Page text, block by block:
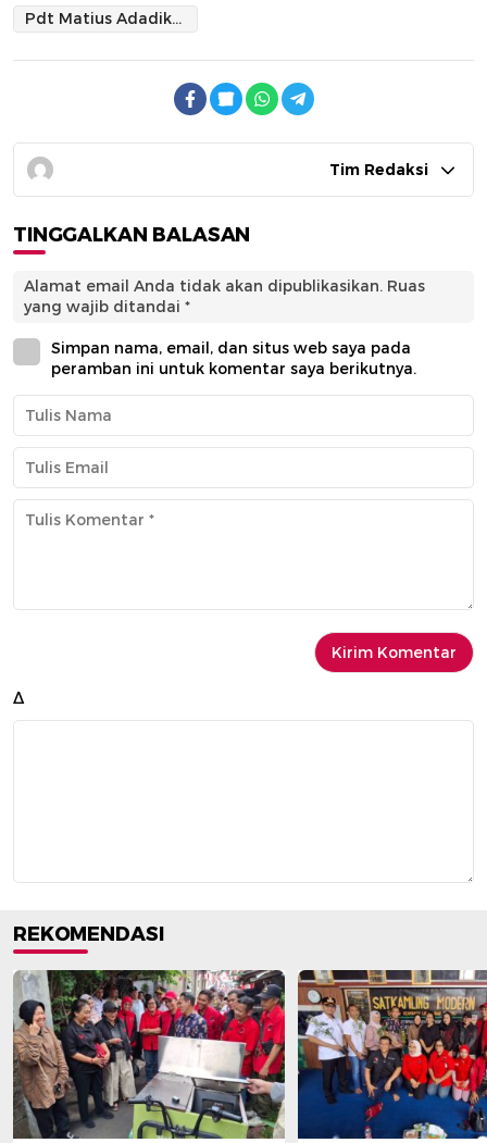
Pdt Matius Adadikam
Tim Redaksi
TINGGALKAN BALASAN
Alamat email Anda tidak akan dipublikasikan. Ruas
yang wajib ditandai *
Simpan nama, email, dan situs web saya pada
peramban ini untuk komentar saya berikutnya.
Δ
REKOMENDASI